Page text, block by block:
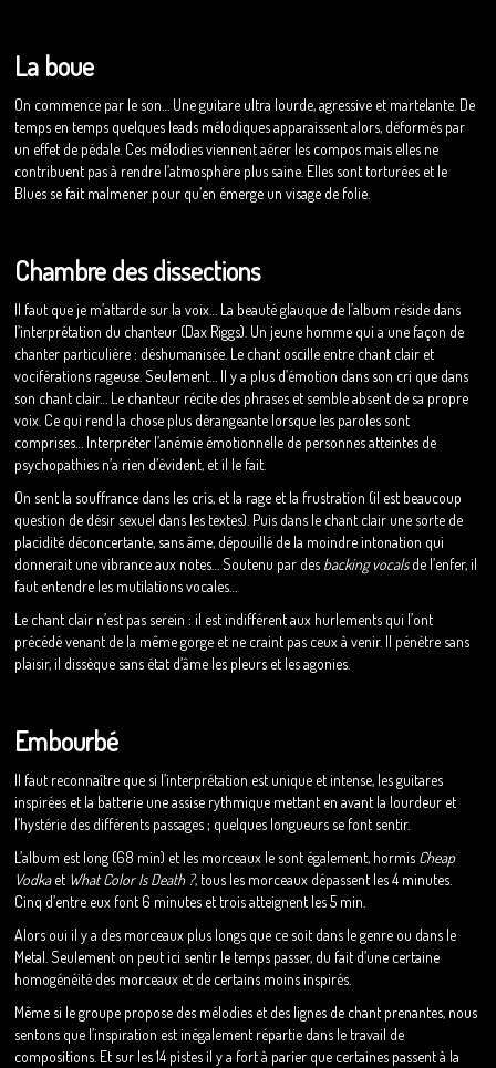
La boue
On commence par le son… Une guitare ultra lourde, agressive et martelante. De
temps en temps quelques leads mélodiques apparaissent alors, déformés par
un effet de pédale. Ces mélodies viennent aérer les compos mais elles ne
contribuent pas à rendre l’atmosphère plus saine. Elles sont torturées et le
Blues se fait malmener pour qu’en émerge un visage de folie.
Chambre des dissections
Il faut que je m’attarde sur la voix… La beauté glauque de l’album réside dans
l’interprétation du chanteur (Dax Riggs). Un jeune homme qui a une façon de
chanter particulière : déshumanisée. Le chant oscille entre chant clair et
vociférations rageuse. Seulement… Il y a plus d’émotion dans son cri que dans
son chant clair… Le chanteur récite des phrases et semble absent de sa propre
voix. Ce qui rend la chose plus dérangeante lorsque les paroles sont
comprises… Interpréter l’anémie émotionnelle de personnes atteintes de
psychopathies n’a rien d’évident, et il le fait.
On sent la souffrance dans les cris, et la rage et la frustration (il est beaucoup
question de désir sexuel dans les textes). Puis dans le chant clair une sorte de
placidité déconcertante, sans âme, dépouillé de la moindre intonation qui
donnerait une vibrance aux notes… Soutenu par des backing vocalsde l’enfer, il
faut entendre les mutilations vocales…
Le chant clair n’est pas serein : il est indifférent aux hurlements qui l’ont
précédé venant de la même gorge et ne craint pas ceux à venir. ll pénètre sans
plaisir, il dissèque sans état d’âme les pleurs et les agonies.
Embourbé
Il faut reconnaître que si l’interprétation est unique et intense, les guitares
inspirées et la batterie une assise rythmique mettant en avant la lourdeur et
l’hystérie des différents passages ; quelques longueurs se font sentir.
L’album est long (68 min) et les morceaux le sont également, hormis Cheap
Vodkaet What Color Is Death ?, tous les morceaux dépassent les 4 minutes.
Cinq d’entre eux font 6 minutes et trois atteignent les 5 min.
Alors oui il y a des morceaux plus longs que ce soit dans le genre ou dans le
Metal. Seulement on peut ici sentir le temps passer, du fait d’une certaine
homogénéité des morceaux et de certains moins inspirés.
Même si le groupe propose des mélodies et des lignes de chant prenantes, nous
sentons que l’inspiration est inégalement répartie dans le travail de
compositions. Et sur les 14 pistes il y a fort à parier que certaines passent à la